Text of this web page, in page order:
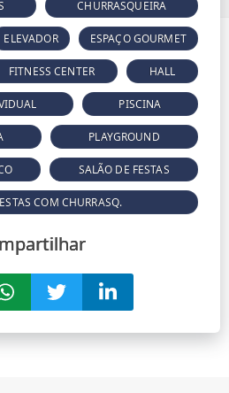
CHURRASQUEIRA
ELEVADOR ESPAÇO GOURMET
FITNESS CENTER HALL
PISCINA
PLAYGROUND
SALÃO DE FESTAS
COM CHURRASQ.